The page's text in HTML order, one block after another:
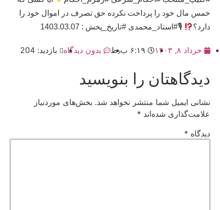
خمس مال خود را پرداخت نکرده حق تصرف در اموال خود را
دارد؟
🎙#استاد_محمدی #تاریخ_پخش : 1403.03.07
خرداد ۸, ۱۴۰۳ ۶:۱۹ ب٫ظ بدون دیدگاه بازدید: 204
دیدگاهتان را بنویسید
نشانی ایمیل شما منتشر نخواهد شد. بخش‌های موردنیاز
علامت‌گذاری شده‌اند *
دیدگاه *